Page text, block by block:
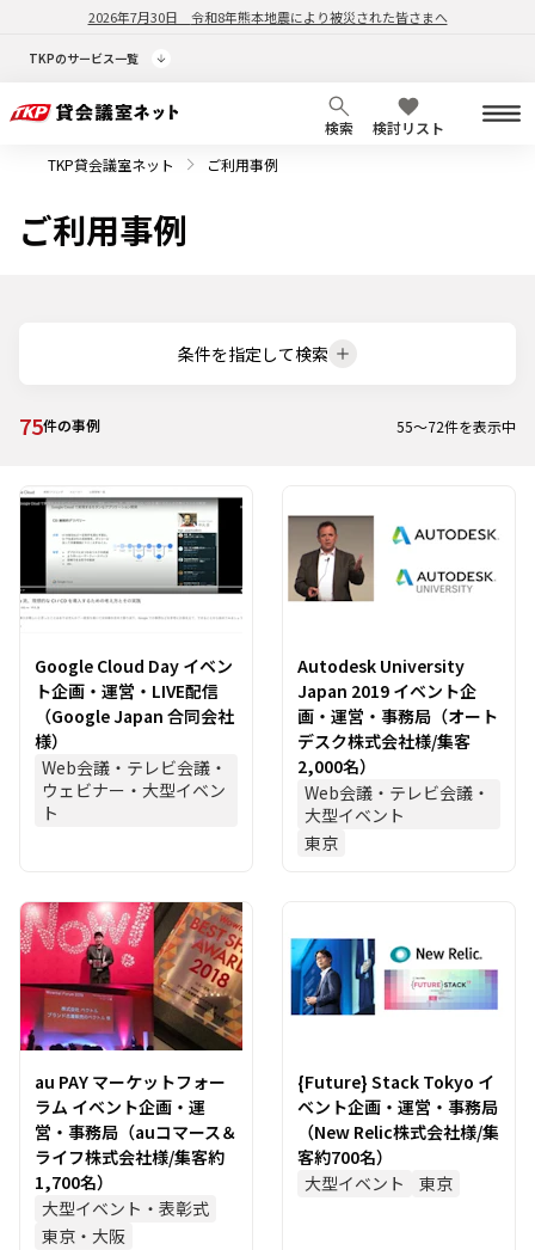
2026年7月30日 令和8年熊本地震により被災された皆さまへ
TKPのサービス一覧
検索
検討リスト
TKP貸会議室ネット
ご利用事例
ご利用事例
条件を指定して検索
75件の事例 55～72件を表示中
Google Cloud Day イベン
ト企画・運営・LIVE配信
（Google Japan 合同会社
様）
Web会議・テレビ会議・
ウェビナー・大型イベン
ト
Autodesk University
Japan 2019 イベント企
画・運営・事務局（オート
デスク株式会社様/集客
2,000名）
Web会議・テレビ会議・
大型イベント
東京
au PAY マーケットフォー
ラム イベント企画・運
営・事務局（auコマース＆
ライフ株式会社様/集客約
1,700名）
大型イベント・表彰式
東京・大阪
{Future} Stack Tokyo イ
ベント企画・運営・事務局
（New Relic株式会社様/集
客約700名）
大型イベント
東京